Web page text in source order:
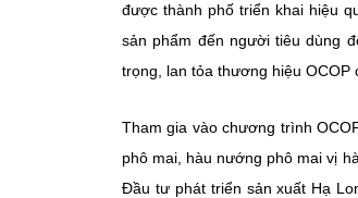
được thành phố triển khai hiệu
sản phẩm đến người tiêu dùng
trọng, lan tỏa thương hiệu OCOP
Tham gia vào chương trình
phô mai, hàu nướng phô mai vị
Đầu tư phát triển sản xuất Hạ